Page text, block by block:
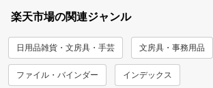
楽天市場の関連ジャンル
日用品雑貨・文房具・手芸 文房具・事務用品
ファイル・バインダー インデックス